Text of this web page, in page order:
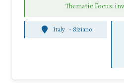
Thematic Focus:
Italy -Siziano